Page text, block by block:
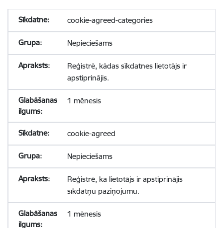
cookie-agreed-categories
Nepieciešams
Reģistrē, kādas sīkdatnes lietotājs ir
apstiprinājis.
1 mēnesis
cookie-agreed
Nepieciešams
Reģistrē, ka lietotājs ir apstiprinājis
sīkdatņu paziņojumu.
1 mēnesis